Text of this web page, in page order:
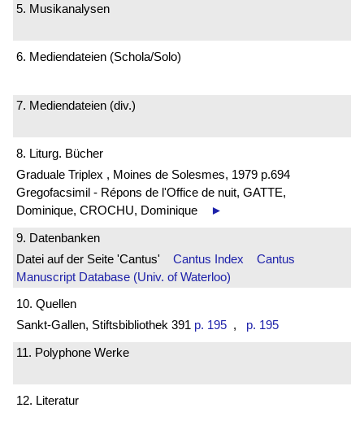
5. Musikanalysen
6. Mediendateien (Schola/Solo)
7. Mediendateien (div.)
8. Liturg. Bücher
Graduale Triplex , Moines de Solesmes, 1979 p.694
Gregofacsimil - Répons de l'Office de nuit, GATTE,
Dominique, CROCHU, Dominique
►
9. Datenbanken
Datei auf der Seite 'Cantus' Cantus Index
Cantus
Manuscript Database (Univ. of Waterloo)
10. Quellen
Sankt-Gallen, Stiftsbibliothek 391 p. 195 , p. 195
11. Polyphone Werke
12. Literatur